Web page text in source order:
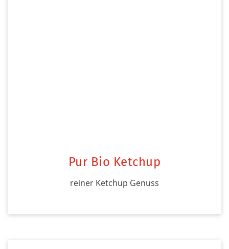
Pur Bio Ketchup
reiner Ketchup Genuss